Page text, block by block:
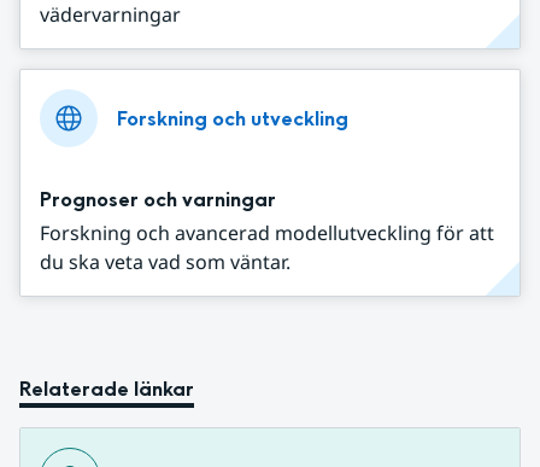
vädervarningar
Forskning och utveckling
Prognoser och varningar
Forskning och avancerad modellutveckling för att
du ska veta vad som väntar.
Relaterade länkar